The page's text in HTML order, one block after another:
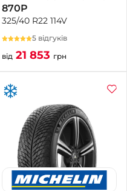
870P
325/40 R22 114V
5 відгуків
від 21 853 грн